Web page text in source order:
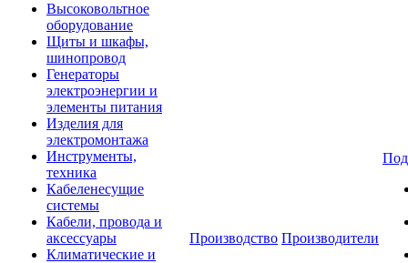
Высоковольтное
оборудование
Щиты и шкафы,
шинопровод
Генераторы
электроэнергии и
элементы питания
Изделия для
электромонтажа
Инструменты,
техника
Кабеленесущие
системы
Кабели, провода и
аксессуары
Климатические и
Производство Производители